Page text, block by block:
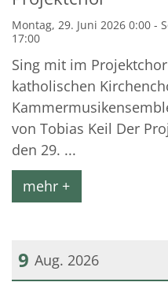
Montag, 29. Juni 2026 0:00 -
17:00
Sing mit im
katholischen
von Tobias Keil Der
den 29. ...
mehr +
9 Aug. 2026